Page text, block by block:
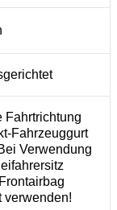
Fahrtrichtung
Fahrzeuggurt
Verwendung
verwenden!